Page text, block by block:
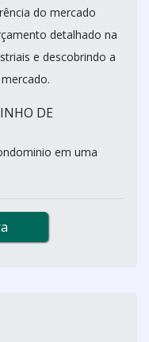
do mercado
detalhado na
e descobrindo a
DE
em uma